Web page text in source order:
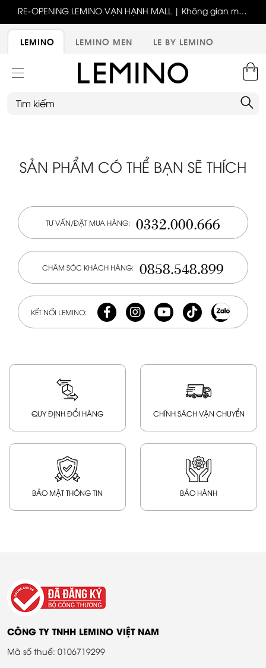
RE-OPENING LEMINO VẠN HẠNH MALL | Không gian mới,
trải nghiệm mới, ưu đãi tri ân đặc biệt
LEMINO
LEMINO MEN LE BY LEMINO
SẢN PHẨM CÓ THỂ BẠN SẼ THÍCH
TƯ VẤN/ĐẶT MUA HÀNG: 0332.000.666
CHĂM SÓC KHÁCH HÀNG: 0858.548.899
KẾT NỐI LEMINO:
QUY ĐỊNH ĐỔI HÀNG CHÍNH SÁCH VẬN CHUYỂN
BẢO MẬT THÔNG TIN BẢO HÀNH
CÔNG TY TNHH LEMINO VIỆT NAM
Mã số thuế: 0106719299